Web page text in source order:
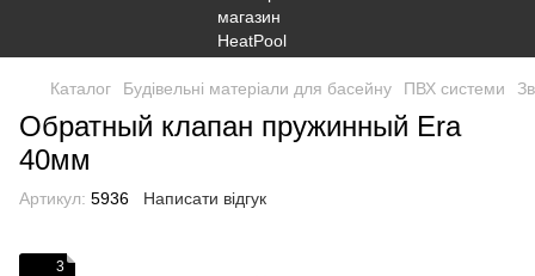
Каталог Будівельні матеріали для басейну ПВХ системи
Обратный клапан пружинный Era
40мм
Артикул: 5936 Написати відгук
3